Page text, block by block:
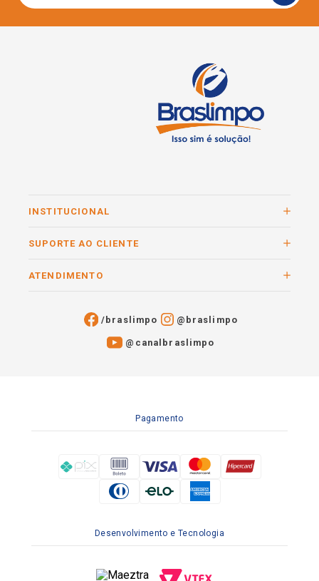
INSTITUCIONAL
SUPORTE AO CLIENTE
ATENDIMENTO
/braslimpo @braslimpo
@canalbraslimpo​
Pagamento
Desenvolvimento e Tecnologia